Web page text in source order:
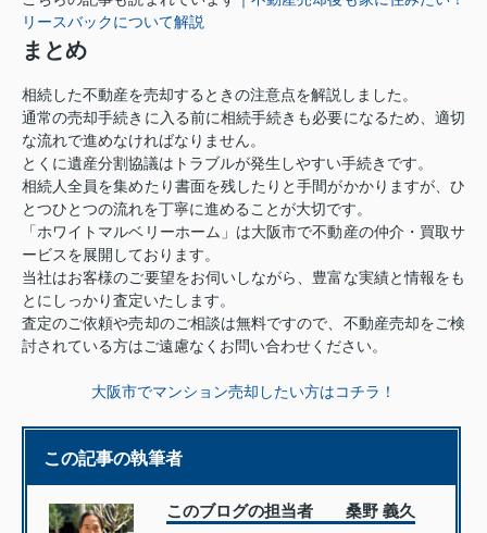
リースバックについて解説
まとめ
相続した不動産を売却するときの注意点を解説しました。
通常の売却手続きに入る前に相続手続きも必要になるため、適切
な流れで進めなければなりません。
とくに遺産分割協議はトラブルが発生しやすい手続きです。
相続人全員を集めたり書面を残したりと手間がかかりますが、ひ
とつひとつの流れを丁寧に進めることが大切です。
「ホワイトマルベリーホーム」は大阪市で不動産の仲介・買取サ
ービスを展開しております。
当社はお客様のご要望をお伺いしながら、豊富な実績と情報をも
とにしっかり査定いたします。
査定のご依頼や売却のご相談は無料ですので、不動産売却をご検
討されている方はご遠慮なくお問い合わせください。
大阪市でマンション売却したい方はコチラ！
この記事の執筆者
このブログの担当者 桑野 義久